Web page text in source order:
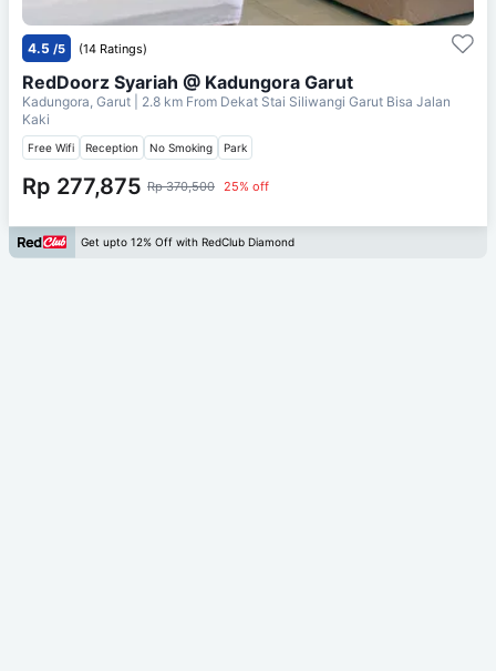
4.5 /5 (14 Ratings)
RedDoorz Syariah @ Kadungora Garut
Kadungora, Garut | 2.8 km From Dekat Stai Siliwangi Garut Bisa Jalan
Kaki
Free Wifi Reception No Smoking Park
Rp 277,875 Rp 370,500 25% off
Get upto 12% Off with RedClub Diamond